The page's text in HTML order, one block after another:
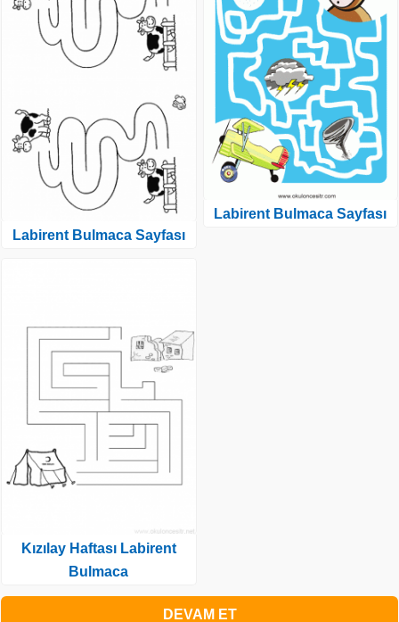
Labirent Bulmaca Sayfası
Kızılay Haftası Labirent
Bulmaca
Labirent Bulmaca Sayfası
DEVAM ET